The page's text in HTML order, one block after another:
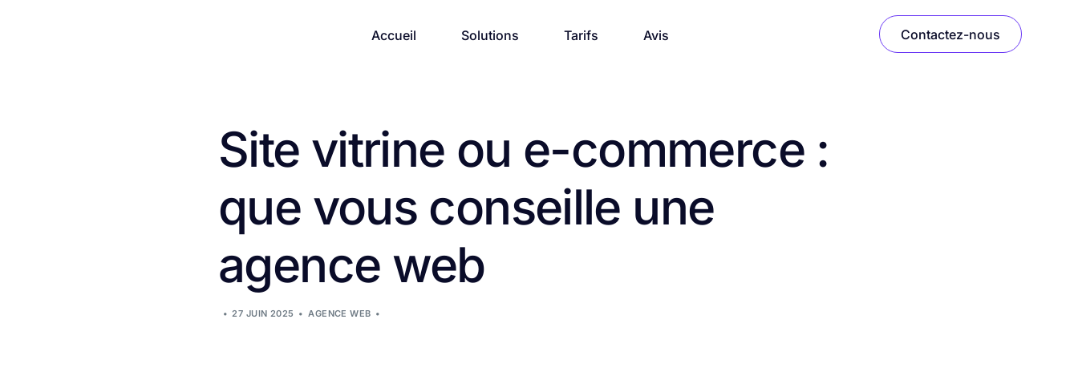
Accueil Solutions Tarifs Avis Contactez-nous
Site vitrine ou e-commerce :
que vous conseille une
agence web
27 JUIN 2025 AGENCE WEB